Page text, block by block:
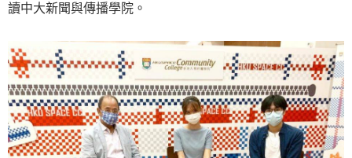
讀中大新聞與傳播學院。